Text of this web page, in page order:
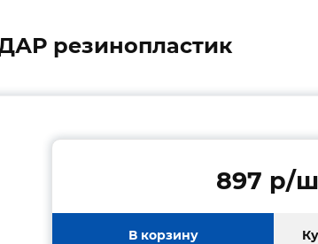
резинопластик
897 p/
В корзину